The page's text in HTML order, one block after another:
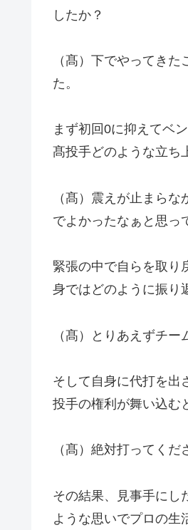
したか？
（髙）下でやってき
た。
まず初回0に抑えてベ
髙投手どのような立ち
（髙）震えが止まら
でよかったなぁと思っ
緊張の中で自らを取り
身ではどのように振り
（髙）とりあえずチ
そして自身に代打を出
投手の権利が舞い込む
（髙）絶対打ってく
その結果、見事手にし
ような思いでプロの生